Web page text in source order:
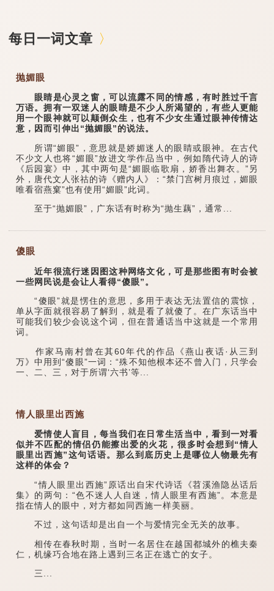
每日一词文章
抛媚眼
眼睛是心灵之窗，可以流露不同的情感，有时胜过千言
万语。拥有一双迷人的眼睛是不少人所渴望的，有些人更能
用一个眼神就可以颠倒众生，也有不少女生通过眼神传情达
意，因而引伸出“抛媚眼”的说法。
所谓“媚眼”，意思就是娇媚迷人的眼睛或眼神。在古代
不少文人也将“媚眼”放进文学作品当中，例如隋代诗人的诗
《后园宴》中，其中两句是“媚眼临歌扇，娇香出舞衣。”另
外，唐代文人张祜的诗《赠内人》：“禁门宫树月痕过，媚眼
唯看宿燕窠”也有使用“媚眼”此词。
至于“抛媚眼”，广东话有时称为“抛生藕”，通常...
傻眼
近年很流行迷因图这种网络文化，可是那些图有时会被
一些网民说是会让人看得“傻眼”。
“傻眼”就是愣住的意思，多用于表达无法置信的震惊，
单从字面就很容易了解到，就是看了就傻了。在广东话当中
可能我们较少会说这个词，但在普通话当中这就是一个常用
词。
作家马南村曾在其60年代的作品《燕山夜话·从三到
万》中用到“傻眼”一词：“殊不知他根本还不曾入门，只学会
一、二、三，对于所谓‘六书’等...
情人眼里出西施
爱情使人盲目，每当我们在日常生活当中，看到一对看
似并不匹配的情侣仍能擦出爱的火花，很多时会想到“情人
眼里出西施”这句话语。那么到底历史上是哪位人物最先有
这样的体会？
“情人眼里出西施”原话出自宋代诗话《苕溪渔隐丛话后
集》的两句：“色不迷人人自迷，情人眼里有西施”。本意是
指在情人的眼中，对方都如同西施一样美丽。
不过，这句话却是出自一个与爱情完全无关的故事。
相传在春秋时期，当时一名居住在越国都城外的樵夫秦
仁，机缘巧合地在路上遇到三名正在逃亡的女子。
三...